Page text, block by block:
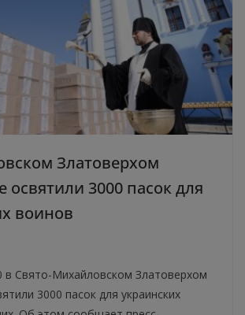
Златоверхом
освятили 3000 пасок для
воинов
в Свято-Михайловском Златоверхом
3000 пасок для украинских